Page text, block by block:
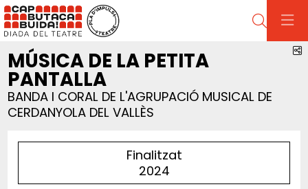
Cerca
MÚSICA DE LA PETITA
PANTALLA
BANDA I CORAL DE L'AGRUPACIÓ MUSICAL DE
CERDANYOLA DEL VALLÈS
Finalitzat
2024